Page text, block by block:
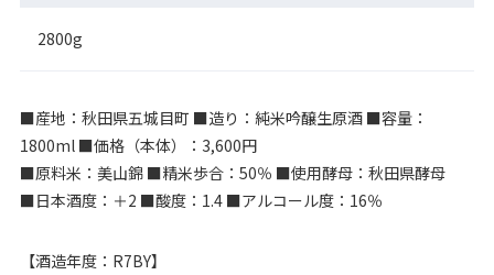
2800g
■産地：秋田県五城目町 ■造り：純米吟醸生原酒 ■容量：
1800ml ■価格（本体）：3,600円
■原料米：美山錦 ■精米歩合：50％ ■使用酵母：秋田県酵母
■日本酒度：＋2 ■酸度：1.4 ■アルコール度：16％
【酒造年度：R7BY】